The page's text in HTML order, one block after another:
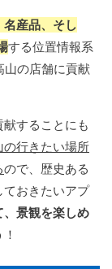
産品、そし
する位置情報系
山の店舗に貢献
することにも
行きたい場所
ので、歴史ある
おきたいアプ
景観を楽しめ